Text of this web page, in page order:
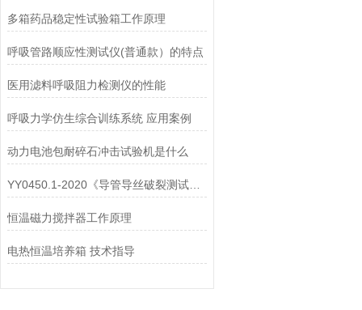
多箱药品稳定性试验箱工作原理
呼吸管路顺应性测试仪(普通款）的特点
医用滤料呼吸阻力检测仪的性能
呼吸力学仿生综合训练系统 应用案例
动力电池包耐碎石冲击试验机是什么
YY0450.1-2020《导管导丝破裂测试仪》 质量怎样？上海徽涛！
恒温磁力搅拌器工作原理
电热恒温培养箱 技术指导